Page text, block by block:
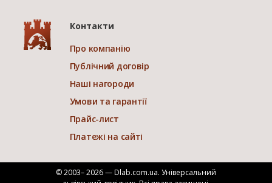
Контакти
Про компанію
Публічний договір
Наші нагороди
Умови та гарантії
Прайс-лист
Платежі на сайті
© 2003– 2026 — Dlab.com.ua. Універсальний